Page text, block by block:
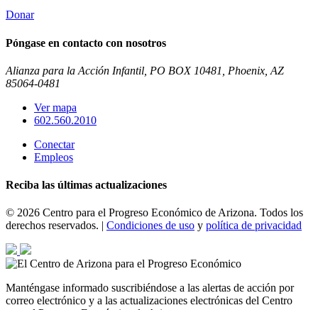
Donar
Póngase en contacto con nosotros
Alianza para la Acción Infantil, PO BOX 10481, Phoenix, AZ
85064-0481
Ver mapa
602.560.2010
Conectar
Empleos
Reciba las últimas actualizaciones
© 2026 Centro para el Progreso Económico de Arizona. Todos los
derechos reservados. | Condiciones de uso y política de privacidad
Manténgase informado suscribiéndose a las alertas de acción por
correo electrónico y a las actualizaciones electrónicas del Centro